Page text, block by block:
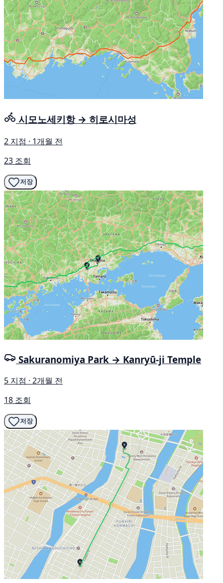
시모노세키항 → 히로시마성
2 지점 · 1개월 전
23 조회
저장
Sakuranomiya Park → Kanryū-ji Temple
5 지점 · 2개월 전
18 조회
저장